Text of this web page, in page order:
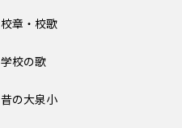
校章・校歌
学校の歌
昔の大泉小